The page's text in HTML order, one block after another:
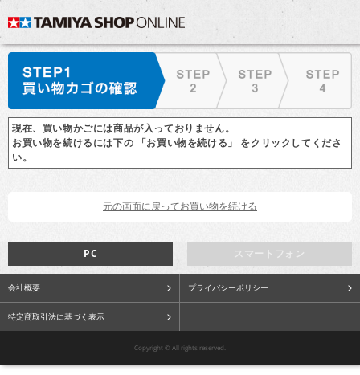
現在、買い物かごには商品が入っておりません。
お買い物を続けるには下の 「お買い物を続ける」 をクリックしてくださ
い。
スマートフォン
PC
会社概要 プライバシーポリシー
特定商取引法に基づく表示
Copyright © All rights reserved.